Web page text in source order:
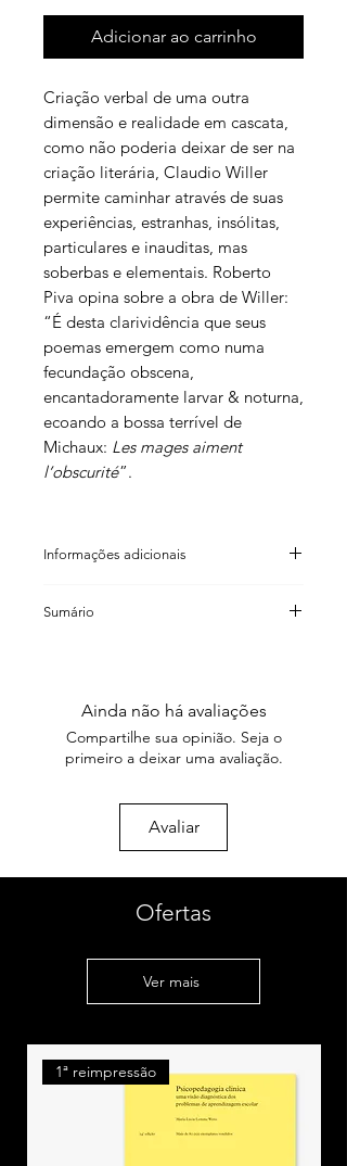
Adicionar ao carrinho
Criação verbal de uma outra
dimensão e realidade em cascata,
como não poderia deixar de ser na
criação literária, Claudio Willer
permite caminhar através de suas
experiências, estranhas, insólitas,
particulares e inauditas, mas
soberbas e elementais. Roberto
Piva opina sobre a obra de Willer:
“É desta clarividência que seus
poemas emergem como numa
fecundação obscena,
encantadoramente larvar & noturna,
ecoando a bossa terrível de
Michaux: Les mages aiment
l’obscurité”.
Informações adicionais
ISBN: 85 98271 11 X
Peso: 230g
Ano: 2004
Coleção: O bicho alfabeto
apresentar sinais da idade que não
comprometem a leitura
Sumário
Poética
4. Ruínas romanas
Poemas para ler em voz alta
3. a colcha era verde…
4. nosso hábitos delicados e
perversos…
5. é hora de dizer claramente como
são as coisas…
Ainda não há avaliações
Compartilhe sua opinião. Seja o
primeiro a deixar uma avaliação.
Avaliar
Ofertas
Ver mais
1ª reimpressão